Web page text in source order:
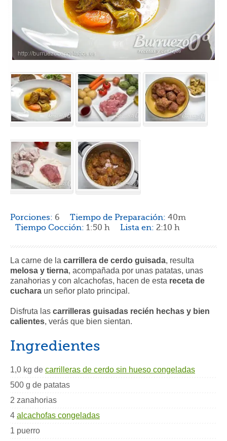
Porciones: 6 Tiempo de Preparación: 40m
Tiempo Cocción: 1:50 h Lista en: 2:10 h
La carne de la carrillera de cerdo guisada, resulta
melosa y tierna, acompañada por unas patatas, unas
zanahorias y con alcachofas, hacen de esta receta de
cuchara un señor plato principal.
Disfruta las carrilleras guisadas recién hechas y bien
calientes, verás que bien sientan.
Ingredientes
1,0 kg de carrilleras de cerdo sin hueso congeladas
500 g de patatas
2 zanahorias
4 alcachofas congeladas
1 puerro